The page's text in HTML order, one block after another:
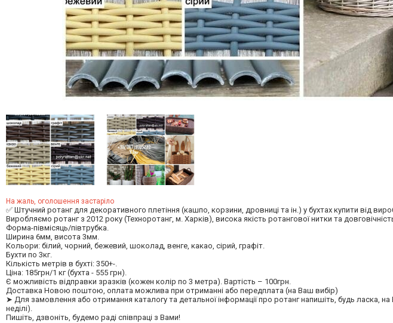
На жаль, оголошення застаріло
✅ Штучний ротанг для декоративного плетіння (кашпо, корзини, дровниці та ін.) у бухтах купити від
Виробляємо ротанг з 2012 року (Техноротанг, м. Харків), висока якість ротангової нитки та
Форма-півмісяць/півтрубка.
Ширина 6мм, висота 3мм.
Кольори: білий, чорний, бежевий, шоколад, венге, какао, сірий, графіт.
Бухти по 3кг.
Кількість метрів в бухті: 350+-.
Ціна: 185грн/1 кг (бухта - 555 грн).
Є можливість відправки зразків (кожен колір по 3 метра). Вартість – 100грн.
Доставка Новою поштою, оплата можлива при отриманні або передплата (на Ваш вибір)
➤ Для замовлення або отримання каталогу та детальної інформації про ротанг напишіть, будь ласка,
неділі).
Пишіть, дзвоніть, будемо раді співпраці з Вами!